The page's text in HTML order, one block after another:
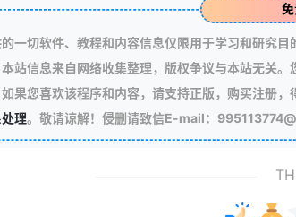
一切软件、教程和内容信息仅限用于学习和研究
站信息来自网络收集整理，版权争议与本站无关
果您喜欢该程序和内容，请支持正版，购买注册
理。敬请谅解！侵删请致信E-mail：